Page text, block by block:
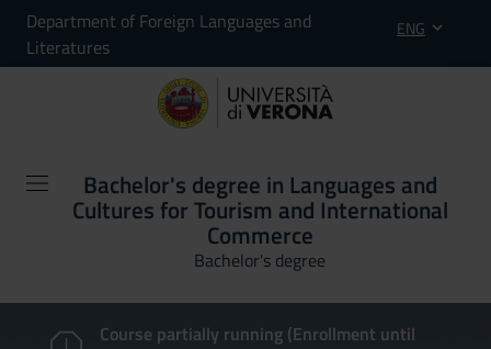
Department of Foreign Languages and
Literatures
ENG
Bachelor's degree in Languages and
Cultures for Tourism and International
Commerce
Bachelor's degree
Course partially running (Enrollment until